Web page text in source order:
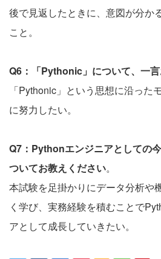
後で見返したときに、意図が分か
こと。
Q6：「Pythonic」について、一
「Pythonic」という思想に沿った
に努力したい。
Q7：Pythonエンジニアとしての
ついてお教えください。
本試験を足掛かりにデータ分析や
く学び、実務経験を積むことで
アとして成長していきたい。